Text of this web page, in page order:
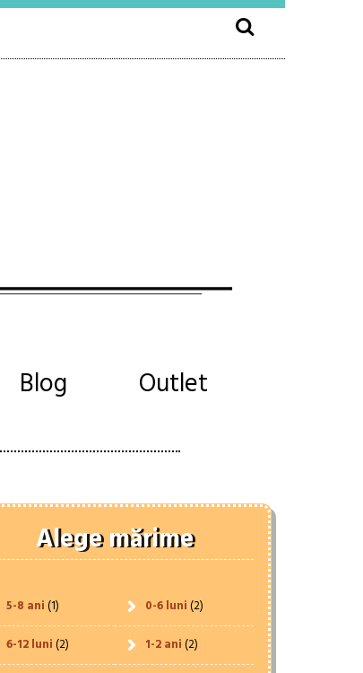
Blog Outlet
Alege mărime
5-8 ani(1) 0-6 luni(2)
6-12 luni(2) 1-2 ani(2)